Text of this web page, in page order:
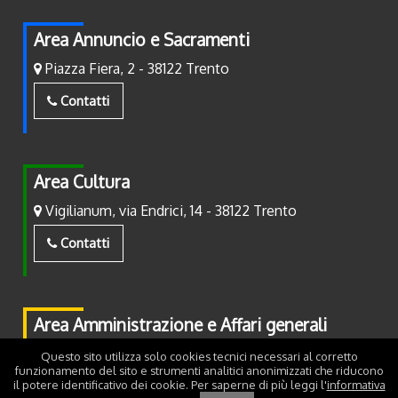
Area Annuncio e Sacramenti
Piazza Fiera, 2 - 38122 Trento
Contatti
Area Cultura
Vigilianum, via Endrici, 14 - 38122 Trento
Contatti
Area Amministrazione e Affari generali
Piazza Fiera, 2 - 38122 Trento
Contatti
Questo sito utilizza solo cookies tecnici necessari al corretto
funzionamento del sito e strumenti analitici anonimizzati che riducono
il potere identificativo dei cookie. Per saperne di più leggi l'informativa